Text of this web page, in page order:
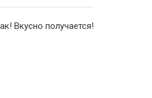
Вкусно получается!